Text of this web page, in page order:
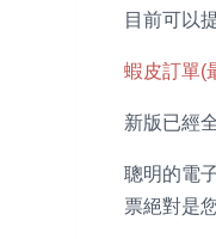
目前可以
蝦皮訂單(
新版已經
聰明的電
票絕對是